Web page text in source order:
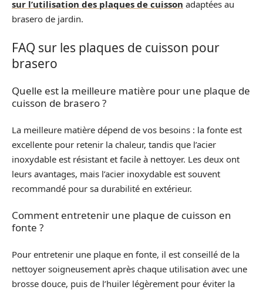
sur l’utilisation des plaques de cuisson adaptées au
brasero de jardin.
FAQ sur les plaques de cuisson pour
brasero
Quelle est la meilleure matière pour une plaque de
cuisson de brasero ?
La meilleure matière dépend de vos besoins : la fonte est
excellente pour retenir la chaleur, tandis que l’acier
inoxydable est résistant et facile à nettoyer. Les deux ont
leurs avantages, mais l’acier inoxydable est souvent
recommandé pour sa durabilité en extérieur.
Comment entretenir une plaque de cuisson en
fonte ?
Pour entretenir une plaque en fonte, il est conseillé de la
nettoyer soigneusement après chaque utilisation avec une
brosse douce, puis de l’huiler légèrement pour éviter la